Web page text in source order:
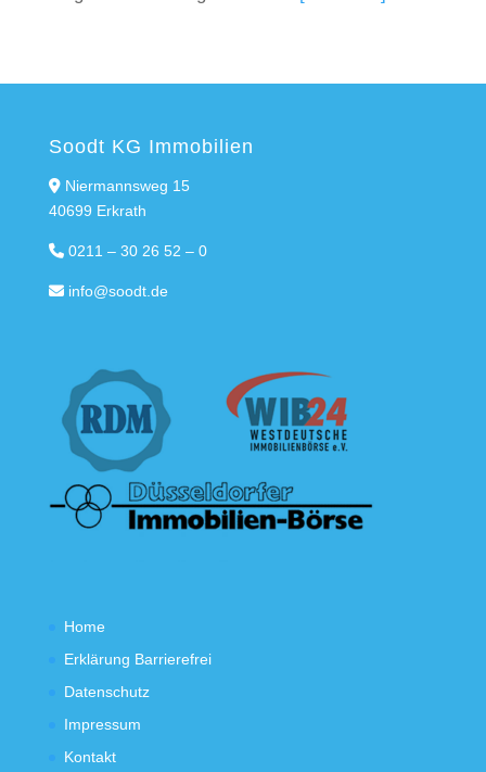
Soodt KG Immobilien
Niermannsweg 15
40699 Erkrath
0211 – 30 26 52 – 0
info@soodt.de
Home
Erklärung Barrierefrei
Datenschutz
Impressum
Kontakt